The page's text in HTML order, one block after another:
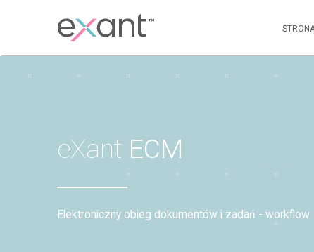
eXant ECM
Elektroniczny obieg dokumentów i zadań - workflow